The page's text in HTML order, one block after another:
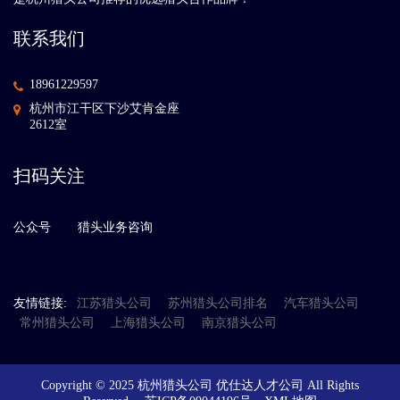
联系我们
18961229597
杭州市江干区下沙艾肯金座
2612室
扫码关注
公众号 猎头业务咨询
友情链接: 江苏猎头公司 苏州猎头公司排名
汽车猎头公司
常州猎头公司
上海猎头公司 南京猎头公司
Copyright © 2025 杭州猎头公司 优仕达人才公司 All Rights